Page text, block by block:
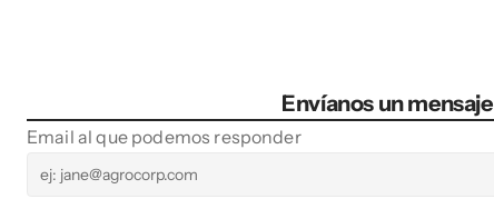
del proceso.
Envíanos un mensaje
Email al que podemos responder